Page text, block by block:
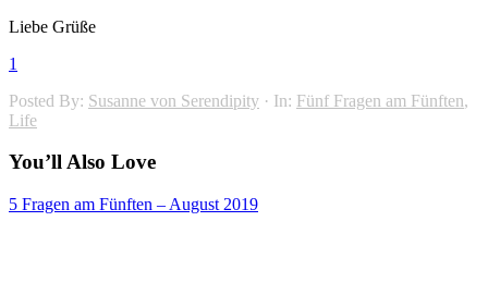
Liebe Grüße
1
Posted By: Susanne von Serendipity · In: Fünf Fragen am Fünften,
Life
You’ll Also Love
5 Fragen am Fünften – August 2019